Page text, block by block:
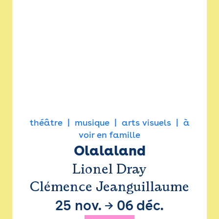
théâtre musique arts visuels
à
voir en famille
Olalaland
Lionel Dray
Clémence Jeanguillaume
25 nov. → 06 déc.